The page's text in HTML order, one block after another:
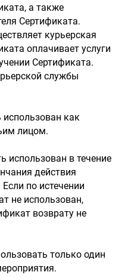
а также
Сертификата.
курьерская
оплачивает услуги
Сертификата.
службы
как
лицом.
использован в течение
действия
по истечении
не использован,
возврату не
только один